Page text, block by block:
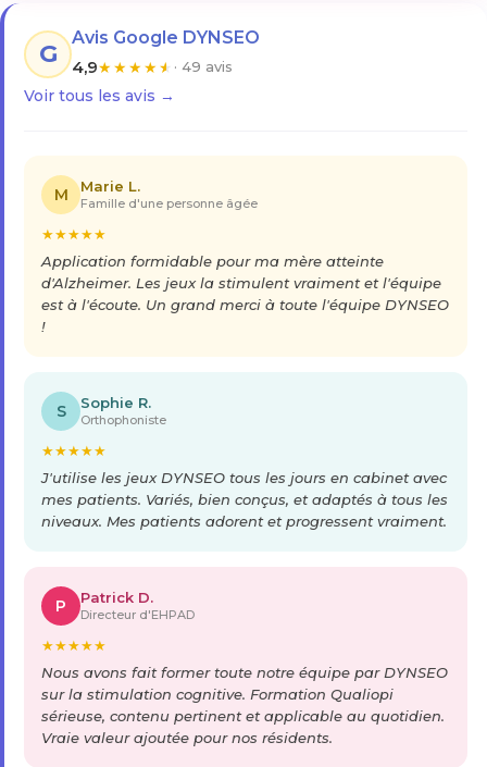
G
Avis Google DYNSEO
4,9★★★★★ · 49 avis
Voir tous les avis →
M Marie L.
Famille d'une personne âgée
★★★★★
Application formidable pour ma mère atteinte
d'Alzheimer. Les jeux la stimulent vraiment et l'équipe
est à l'écoute. Un grand merci à toute l'équipe DYNSEO
!
S Sophie R.
Orthophoniste
★★★★★
J'utilise les jeux DYNSEO tous les jours en cabinet avec
mes patients. Variés, bien conçus, et adaptés à tous les
niveaux. Mes patients adorent et progressent vraiment.
P Patrick D.
Directeur d'EHPAD
★★★★★
Nous avons fait former toute notre équipe par DYNSEO
sur la stimulation cognitive. Formation Qualiopi
sérieuse, contenu pertinent et applicable au quotidien.
Vraie valeur ajoutée pour nos résidents.